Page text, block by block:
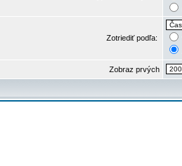
Zotriediť podľa:
Zobraz prvých